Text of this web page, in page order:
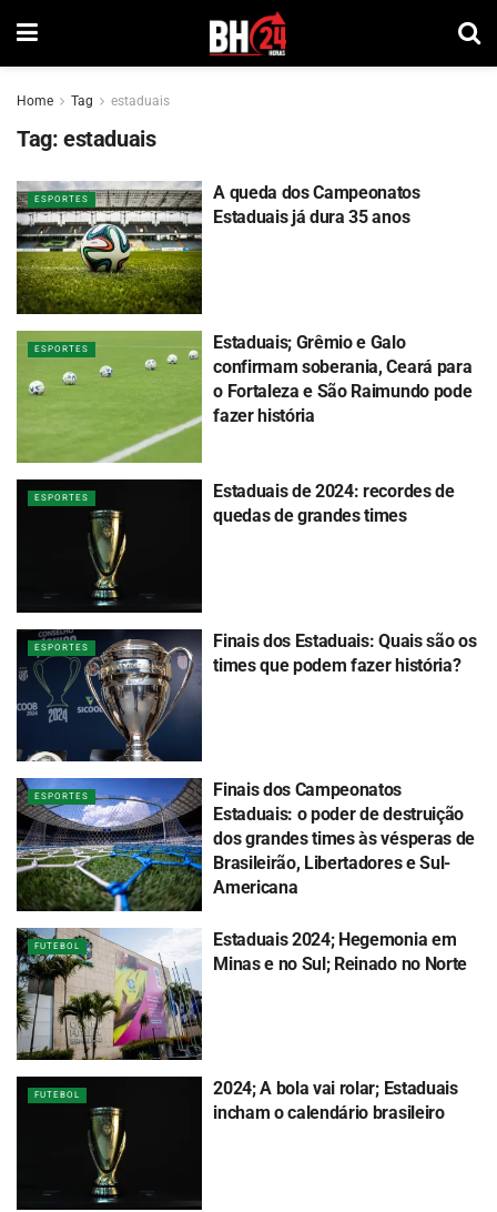
Home Tag estaduais
Tag: estaduais
ESPORTES
A queda dos Campeonatos
Estaduais já dura 35 anos
ESPORTES
Estaduais; Grêmio e Galo
confirmam soberania, Ceará para
o Fortaleza e São Raimundo pode
fazer história
ESPORTES
Estaduais de 2024: recordes de
quedas de grandes times
ESPORTES
Finais dos Estaduais: Quais são os
times que podem fazer história?
ESPORTES
Finais dos Campeonatos
Estaduais: o poder de destruição
dos grandes times às vésperas de
Brasileirão, Libertadores e Sul-
Americana
FUTEBOL
Estaduais 2024; Hegemonia em
Minas e no Sul; Reinado no Norte
FUTEBOL
2024; A bola vai rolar; Estaduais
incham o calendário brasileiro